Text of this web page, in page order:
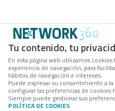
Tu contenido, tu
En esta página web utilizamos
experiencia de navegación, para
hábitos de navegación e intereses.
Puede expresar su consentimiento a
configurar las preferencias de cookies
Siempre puede gestionar sus
POLÍTICA DE COOKIES.